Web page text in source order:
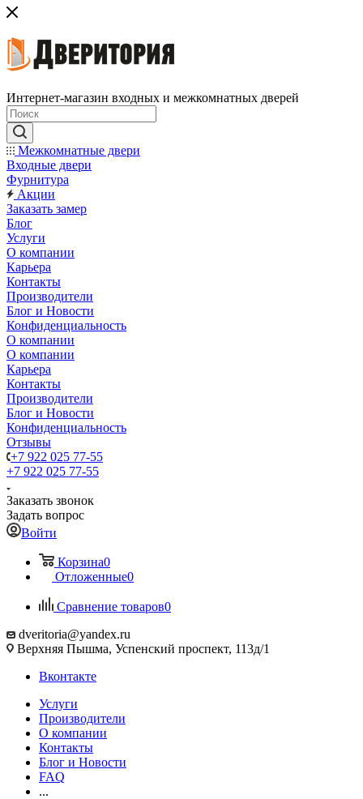
Интернет-магазин входных и межкомнатных дверей
Межкомнатные двери
Входные двери
Фурнитура
Акции
Заказать замер
Блог
Услуги
О компании
Карьера
Контакты
Производители
Блог и Новости
Конфиденциальность
О компании
О компании
Карьера
Контакты
Производители
Блог и Новости
Конфиденциальность
Отзывы
+7 922 025 77-55
+7 922 025 77-55
Заказать звонок
Задать вопрос
Войти
Корзина0
Отложенные0
Сравнение товаров0
dveritoria@yandex.ru
Верхняя Пышма, Успенский проспект, 113д/1
Вконтакте
Услуги
Производители
О компании
Контакты
Блог и Новости
FAQ
...